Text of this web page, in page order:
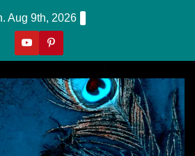
Aug 9th, 2026